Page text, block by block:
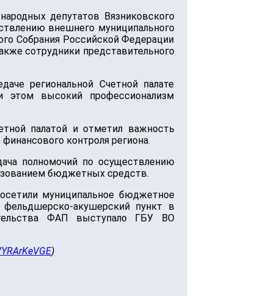
депутатов Вязниковского
внешнего муниципального
Собрания Российской Федерации
сотрудники представительного
региональной Счетной палате
этом высокий профессионализм
палатой и отметил важность
контроля региона.
полномочий по осуществлению
бюджетных средств.
муниципальное бюджетное
акушерский пункт в
ФАП выступало ГБУ ВО
)